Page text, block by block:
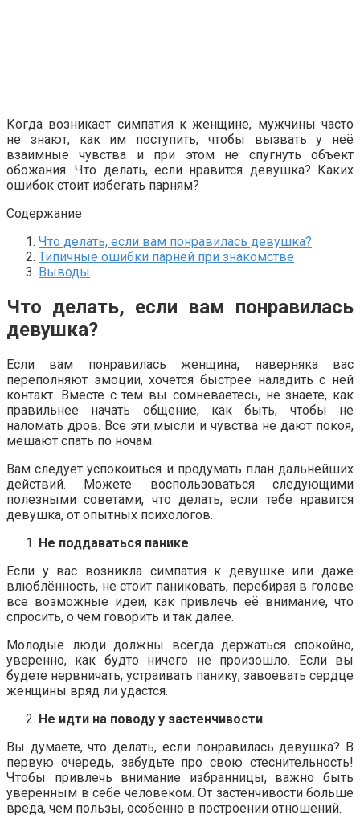
Когда возникает симпатия к женщине, мужчины часто
не знают, как им поступить, чтобы вызвать у неё
взаимные чувства и при этом не спугнуть объект
обожания. Что делать, если нравится девушка? Каких
ошибок стоит избегать парням?
Содержание
Что делать, если вам понравилась девушка?
Типичные ошибки парней при знакомстве
Выводы
Что делать, если вам понравилась
девушка?
Если вам понравилась женщина, наверняка вас
переполняют эмоции, хочется быстрее наладить с ней
контакт. Вместе с тем вы сомневаетесь, не знаете, как
правильнее начать общение, как быть, чтобы не
наломать дров. Все эти мысли и чувства не дают покоя,
мешают спать по ночам.
Вам следует успокоиться и продумать план дальнейших
действий. Можете воспользоваться следующими
полезными советами, что делать, если тебе нравится
девушка, от опытных психологов.
Не поддаваться панике
Если у вас возникла симпатия к девушке или даже
влюблённость, не стоит паниковать, перебирая в голове
все возможные идеи, как привлечь её внимание, что
спросить, о чём говорить и так далее.
Молодые люди должны всегда держаться спокойно,
уверенно, как будто ничего не произошло. Если вы
будете нервничать, устраивать панику, завоевать сердце
женщины вряд ли удастся.
Не идти на поводу у застенчивости
Вы думаете, что делать, если понравилась девушка? В
первую очередь, забудьте про свою стеснительность!
Чтобы привлечь внимание избранницы, важно быть
уверенным в себе человеком. От застенчивости больше
вреда, чем пользы, особенно в построении отношений.